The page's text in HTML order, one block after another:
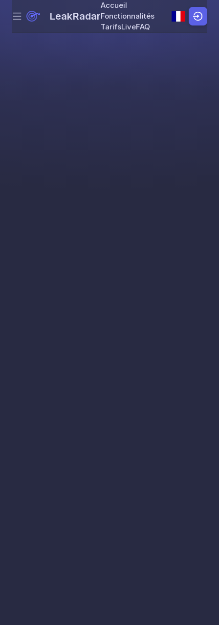
Skip to content
Menu LeakRadar
Accueil
Fonctionnalités
TarifsLiveFAQ